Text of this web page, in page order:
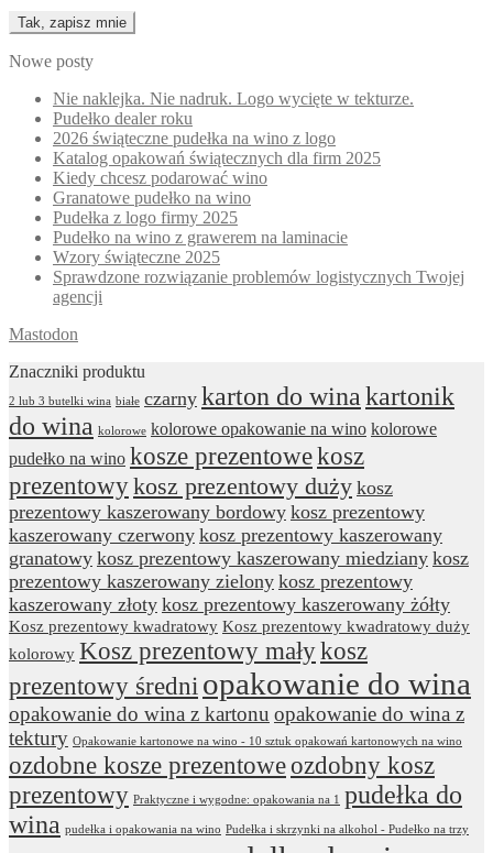
Nowe posty
Nie naklejka. Nie nadruk. Logo wycięte w tekturze.
Pudełko dealer roku
2026 świąteczne pudełka na wino z logo
Katalog opakowań świątecznych dla firm 2025
Kiedy chcesz podarować wino
Granatowe pudełko na wino
Pudełka z logo firmy 2025
Pudełko na wino z grawerem na laminacie
Wzory świąteczne 2025
Sprawdzone rozwiązanie problemów logistycznych Twojej
agencji
Mastodon
Znaczniki produktu
2 lub 3 butelki wina białe czarny karton do wina kartonik
do wina kolorowe kolorowe opakowanie na wino kolorowe
pudełko na wino kosze prezentowekosz
prezentowykosz prezentowy duży kosz
prezentowy kaszerowany bordowy kosz prezentowy
kaszerowany czerwony kosz prezentowy kaszerowany
granatowy kosz prezentowy kaszerowany miedziany kosz
prezentowy kaszerowany zielony kosz prezentowy
kaszerowany złoty kosz prezentowy kaszerowany żółty
Kosz prezentowy kwadratowy Kosz prezentowy kwadratowy duży
kolorowy Kosz prezentowy małykosz
prezentowy średni opakowanie do wina
opakowanie do wina z kartonu opakowanie do wina z
tektury Opakowanie kartonowe na wino - 10 sztuk opakowań kartonowych na wino
ozdobne kosze prezentoweozdobny kosz
prezentowy Praktyczne i wygodne: opakowania na 1
pudełka do
wina pudełka i opakowania na wino Pudełka i skrzynki na alkohol - Pudełko na trzy